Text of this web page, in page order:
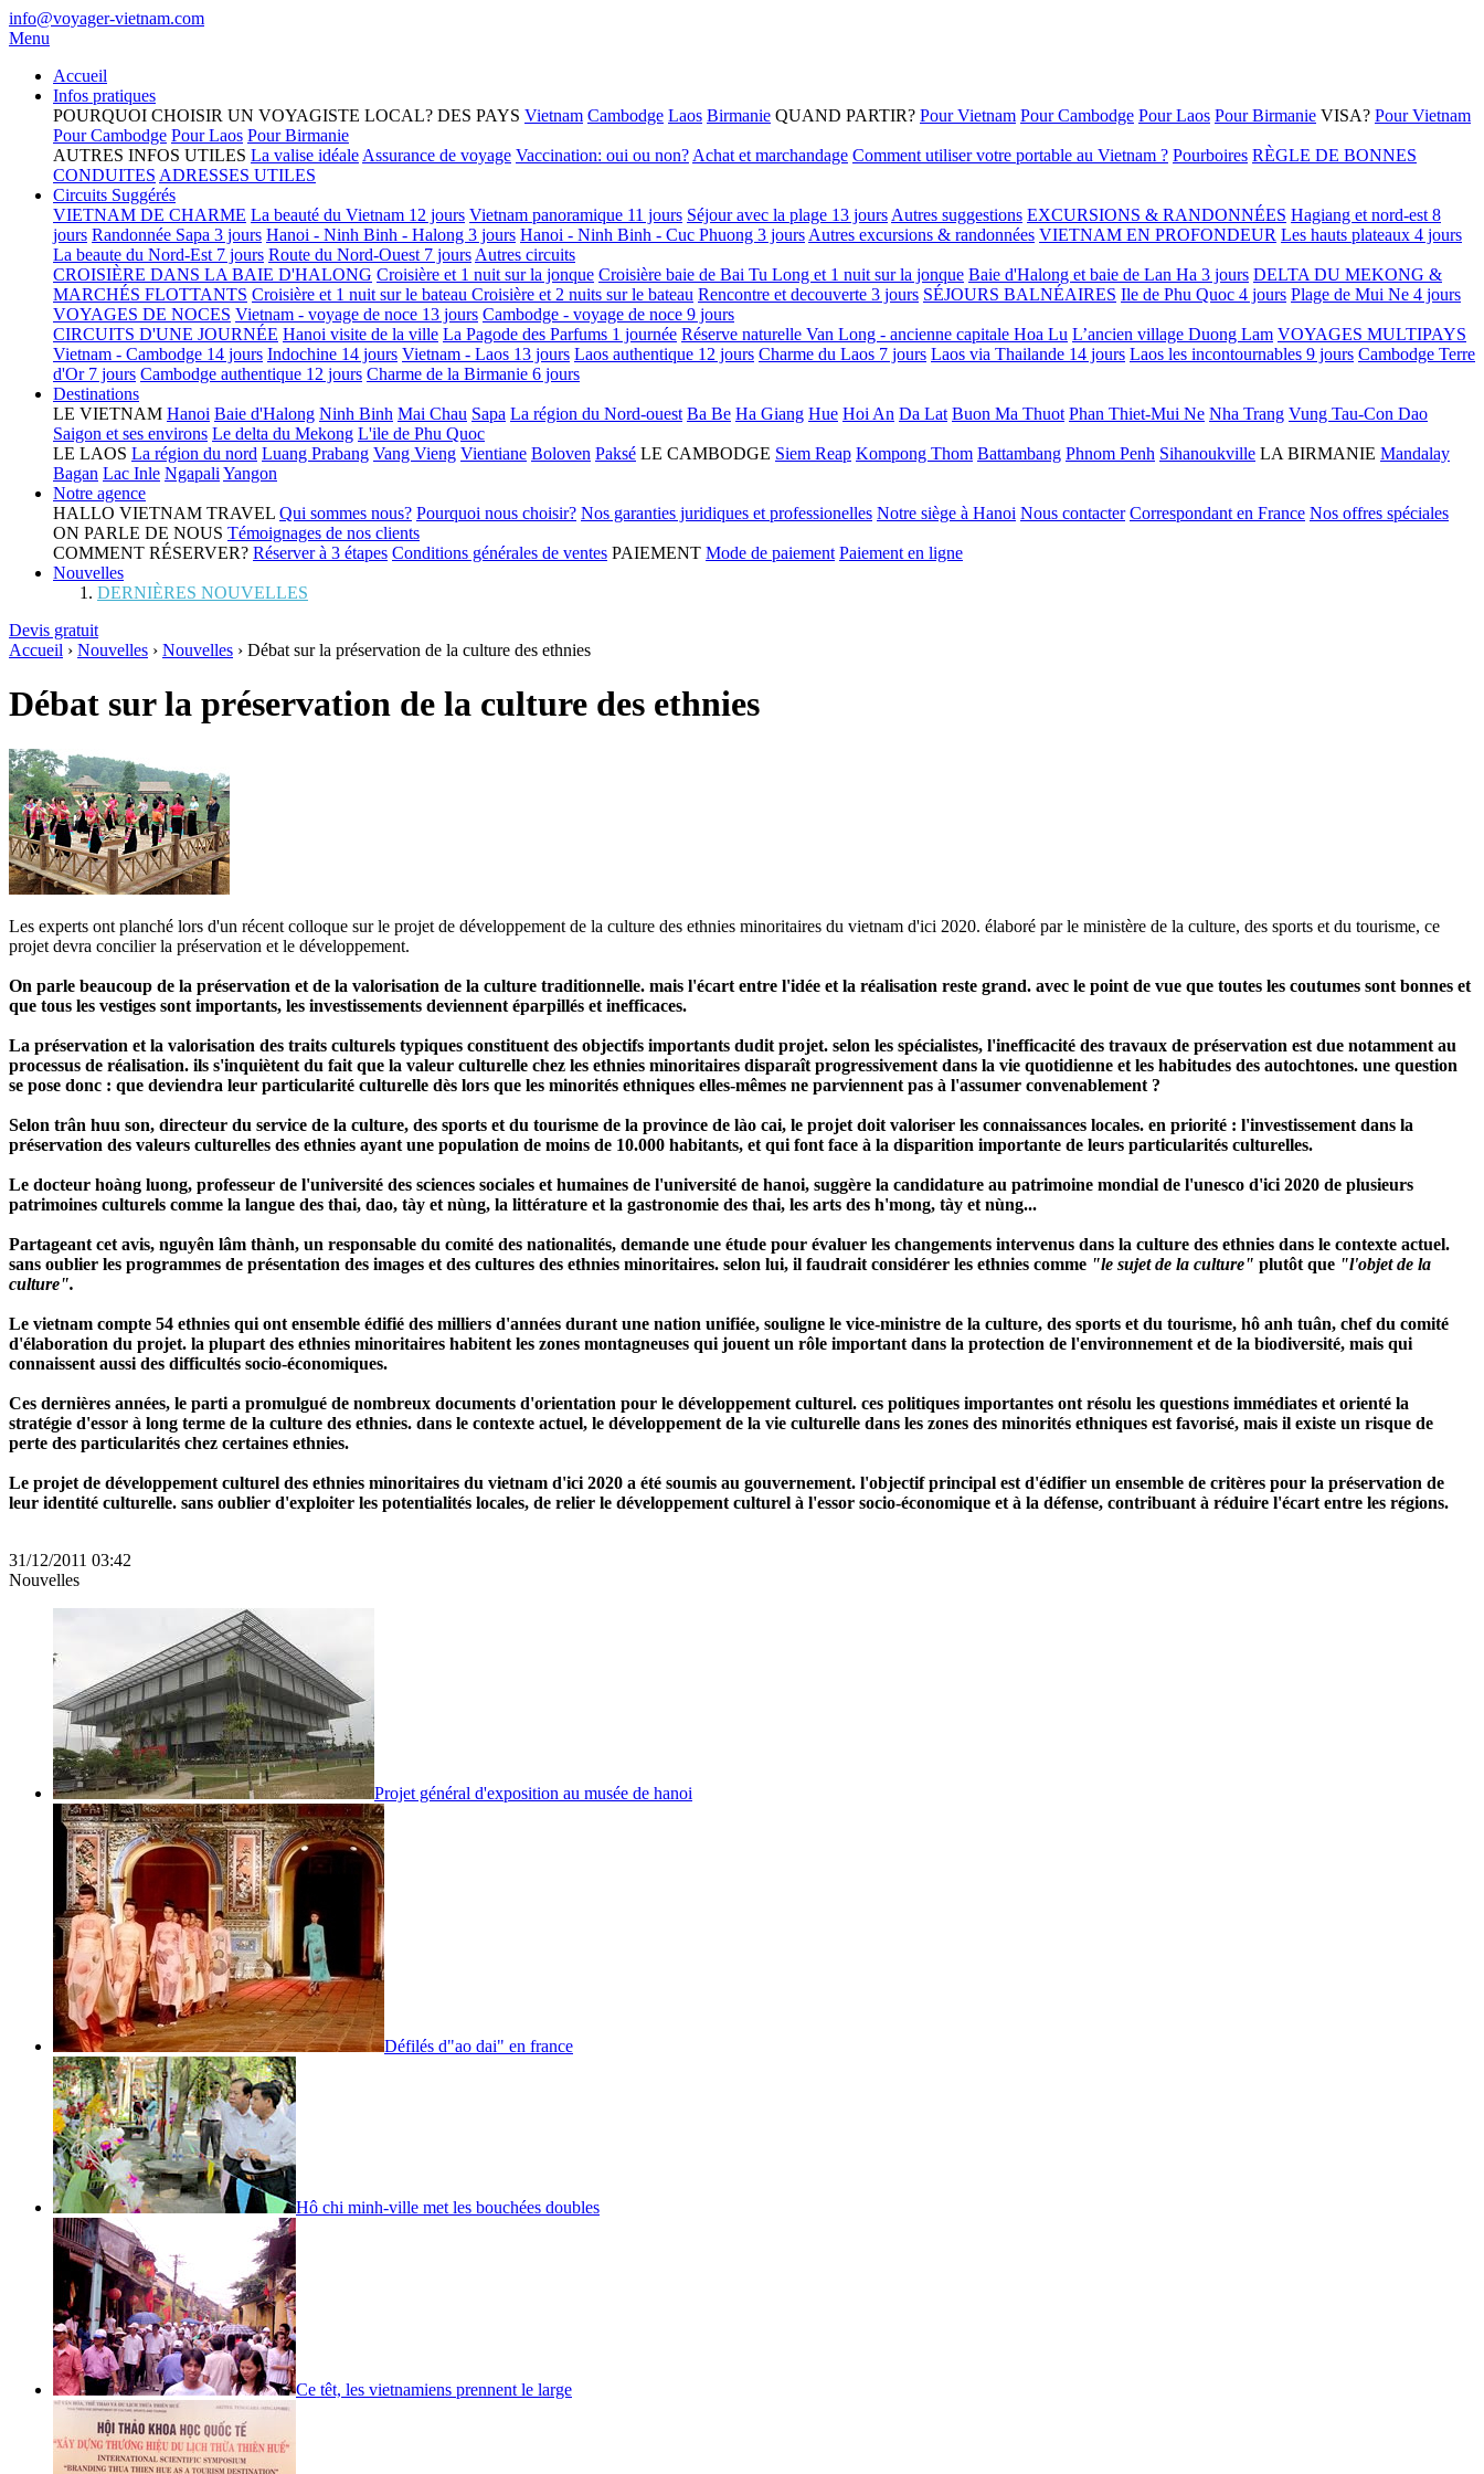
info@voyager-vietnam.com
Menu
Accueil
Infos pratiques
POURQUOI CHOISIR UN VOYAGISTE LOCAL? DES PAYS Vietnam Cambodge Laos Birmanie QUAND PARTIR? Pour Vietnam Pour Cambodge Pour Laos Pour Birmanie VISA? Pour Vietnam
Pour Cambodge Pour Laos Pour Birmanie
AUTRES INFOS UTILES La valise idéale Assurance de voyage Vaccination: oui ou non? Achat et marchandage Comment utiliser votre portable au Vietnam ? Pourboires RÈGLE DE BONNES
CONDUITES ADRESSES UTILES
Circuits Suggérés
VIETNAM DE CHARME La beauté du Vietnam 12 jours Vietnam panoramique 11 jours Séjour avec la plage 13 jours Autres suggestions EXCURSIONS & RANDONNÉES Hagiang et nord-est 8
jours Randonnée Sapa 3 jours Hanoi - Ninh Binh - Halong 3 jours Hanoi - Ninh Binh - Cuc Phuong 3 jours Autres excursions & randonnées VIETNAM EN PROFONDEUR Les hauts plateaux 4 jours
La beaute du Nord-Est 7 jours Route du Nord-Ouest 7 jours Autres circuits
CROISIÈRE DANS LA BAIE D'HALONG Croisière et 1 nuit sur la jonque Croisière baie de Bai Tu Long et 1 nuit sur la jonque Baie d'Halong et baie de Lan Ha 3 jours DELTA DU MEKONG &
MARCHÉS FLOTTANTS Croisière et 1 nuit sur le bateau Croisière et 2 nuits sur le bateau Rencontre et decouverte 3 jours SÉJOURS BALNÉAIRES Ile de Phu Quoc 4 jours Plage de Mui Ne 4 jours
VOYAGES DE NOCES Vietnam - voyage de noce 13 jours Cambodge - voyage de noce 9 jours
CIRCUITS D'UNE JOURNÉE Hanoi visite de la ville La Pagode des Parfums 1 journée Réserve naturelle Van Long - ancienne capitale Hoa Lu L’ancien village Duong Lam VOYAGES MULTIPAYS
Vietnam - Cambodge 14 jours Indochine 14 jours Vietnam - Laos 13 jours Laos authentique 12 jours Charme du Laos 7 jours Laos via Thailande 14 jours Laos les incontournables 9 jours Cambodge Terre
d'Or 7 jours Cambodge authentique 12 jours Charme de la Birmanie 6 jours
Destinations
LE VIETNAM Hanoi Baie d'Halong Ninh Binh Mai Chau Sapa La région du Nord-ouest Ba Be Ha Giang Hue Hoi An Da Lat Buon Ma Thuot Phan Thiet-Mui Ne Nha Trang Vung Tau-Con Dao
Saigon et ses environs Le delta du Mekong L'ile de Phu Quoc
LE LAOS La région du nord Luang Prabang Vang Vieng Vientiane Boloven Paksé LE CAMBODGE Siem Reap Kompong Thom Battambang Phnom Penh Sihanoukville LA BIRMANIE Mandalay
Bagan Lac Inle Ngapali Yangon
Notre agence
HALLO VIETNAM TRAVEL Qui sommes nous? Pourquoi nous choisir? Nos garanties juridiques et professionelles Notre siège à Hanoi Nous contacter Correspondant en France Nos offres spéciales
ON PARLE DE NOUS Témoignages de nos clients
COMMENT RÉSERVER? Réserver à 3 étapes Conditions générales de ventes PAIEMENT Mode de paiement Paiement en ligne
Nouvelles
DERNIÈRES NOUVELLES
Devis gratuit
Accueil › Nouvelles › Nouvelles › Débat sur la préservation de la culture des ethnies
Débat sur la préservation de la culture des ethnies
Les experts ont planché lors d'un récent colloque sur le projet de développement de la culture des ethnies minoritaires du vietnam d'ici 2020. élaboré par le ministère de la culture, des sports et du tourisme, ce
projet devra concilier la préservation et le développement.
On parle beaucoup de la préservation et de la valorisation de la culture traditionnelle. mais l'écart entre l'idée et la réalisation reste grand. avec le point de vue que toutes les coutumes sont bonnes et
que tous les vestiges sont importants, les investissements deviennent éparpillés et inefficaces.
La préservation et la valorisation des traits culturels typiques constituent des objectifs importants dudit projet. selon les spécialistes, l'inefficacité des travaux de préservation est due notamment au
processus de réalisation. ils s'inquiètent du fait que la valeur culturelle chez les ethnies minoritaires disparaît progressivement dans la vie quotidienne et les habitudes des autochtones. une question
se pose donc : que deviendra leur particularité culturelle dès lors que les minorités ethniques elles-mêmes ne parviennent pas à l'assumer convenablement ?
Selon trân huu son, directeur du service de la culture, des sports et du tourisme de la province de lào cai, le projet doit valoriser les connaissances locales. en priorité : l'investissement dans la
préservation des valeurs culturelles des ethnies ayant une population de moins de 10.000 habitants, et qui font face à la disparition importante de leurs particularités culturelles.
Le docteur hoàng luong, professeur de l'université des sciences sociales et humaines de l'université de hanoi, suggère la candidature au patrimoine mondial de l'unesco d'ici 2020 de plusieurs
patrimoines culturels comme la langue des thai, dao, tày et nùng, la littérature et la gastronomie des thai, les arts des h'mong, tày et nùng...
Partageant cet avis, nguyên lâm thành, un responsable du comité des nationalités, demande une étude pour évaluer les changements intervenus dans la culture des ethnies dans le contexte actuel.
sans oublier les programmes de présentation des images et des cultures des ethnies minoritaires. selon lui, il faudrait considérer les ethnies comme "le sujet de la culture" plutôt que "l'objet de la
culture".
Le vietnam compte 54 ethnies qui ont ensemble édifié des milliers d'années durant une nation unifiée, souligne le vice-ministre de la culture, des sports et du tourisme, hô anh tuân, chef du comité
d'élaboration du projet. la plupart des ethnies minoritaires habitent les zones montagneuses qui jouent un rôle important dans la protection de l'environnement et de la biodiversité, mais qui
connaissent aussi des difficultés socio-économiques.
Ces dernières années, le parti a promulgué de nombreux documents d'orientation pour le développement culturel. ces politiques importantes ont résolu les questions immédiates et orienté la
stratégie d'essor à long terme de la culture des ethnies. dans le contexte actuel, le développement de la vie culturelle dans les zones des minorités ethniques est favorisé, mais il existe un risque de
perte des particularités chez certaines ethnies.
Le projet de développement culturel des ethnies minoritaires du vietnam d'ici 2020 a été soumis au gouvernement. l'objectif principal est d'édifier un ensemble de critères pour la préservation de
leur identité culturelle. sans oublier d'exploiter les potentialités locales, de relier le développement culturel à l'essor socio-économique et à la défense, contribuant à réduire l'écart entre les régions.
31/12/2011 03:42
Nouvelles
Projet général d'exposition au musée de hanoi
Défilés d"ao dai" en france
Hô chi minh-ville met les bouchées doubles
Ce têt, les vietnamiens prennent le large